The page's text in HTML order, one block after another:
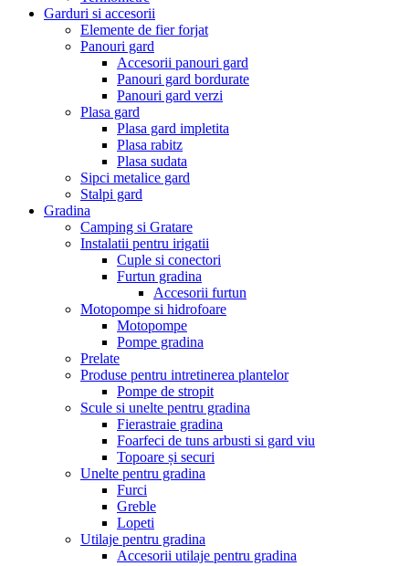
Garduri si accesorii
Elemente de fier forjat
Panouri gard
Accesorii panouri gard
Panouri gard bordurate
Panouri gard verzi
Plasa gard
Plasa gard impletita
Plasa rabitz
Plasa sudata
Sipci metalice gard
Stalpi gard
Gradina
Camping si Gratare
Instalatii pentru irigatii
Cuple si conectori
Furtun gradina
Accesorii furtun
Motopompe si hidrofoare
Motopompe
Pompe gradina
Prelate
Produse pentru intretinerea plantelor
Pompe de stropit
Scule si unelte pentru gradina
Fierastraie gradina
Foarfeci de tuns arbusti si gard viu
Topoare și securi
Unelte pentru gradina
Furci
Greble
Lopeti
Utilaje pentru gradina
Accesorii utilaje pentru gradina